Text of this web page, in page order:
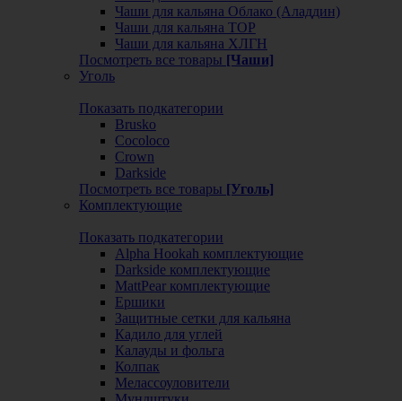
Чаши для кальяна Облако (Аладдин)
Чаши для кальяна ТОР
Чаши для кальяна ХЛГН
Посмотреть все товары [Чаши]
Уголь
Показать подкатегории
Brusko
Cocoloco
Crown
Darkside
Посмотреть все товары [Уголь]
Комплектующие
Показать подкатегории
Alpha Hookah комплектующие
Darkside комплектующие
MattPear комплектующие
Ершики
Защитные сетки для кальяна
Кадило для углей
Калауды и фольга
Колпак
Мелассоуловители